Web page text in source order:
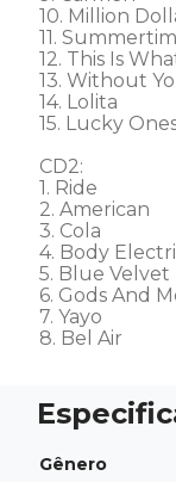
10. Million
11.
12. This Is
13. Without
14. Lolita
15. Lucky
CD2:
1. Ride
2. American
3. Cola
4. Body
5. Blue Velvet
6. Gods And
7. Yayo
8. Bel Air
Gênero